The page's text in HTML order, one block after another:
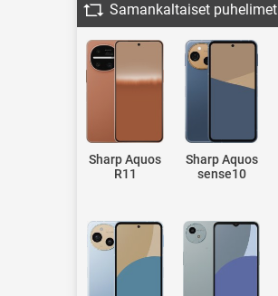
Samankaltaiset puhelimet
Sharp Aquos
R11
Sharp Aquos
sense10